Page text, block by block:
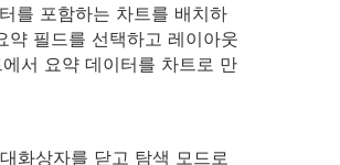
를 포함하는 차트를 배치하
약 필드를 선택하고 레이아웃
서 요약 데이터를 차트로 만
화상자를 닫고 탐색 모드로